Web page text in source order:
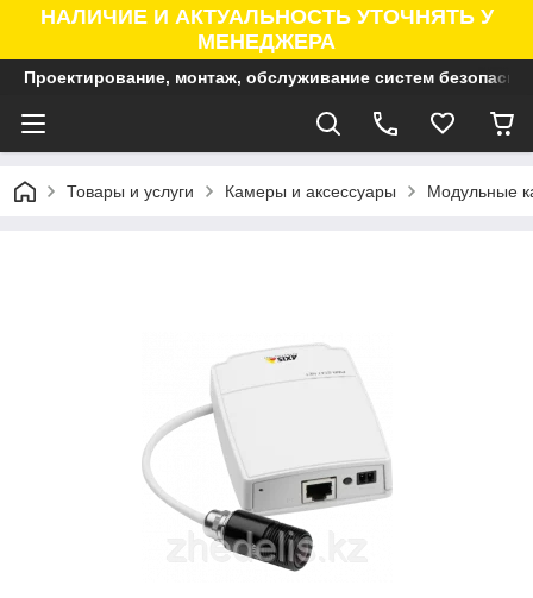
НАЛИЧИЕ И АКТУАЛЬНОСТЬ УТОЧНЯТЬ У
МЕНЕДЖЕРА
Проектирование, монтаж, обслуживание систем
Товары и услуги Камеры и аксессуары Модульные